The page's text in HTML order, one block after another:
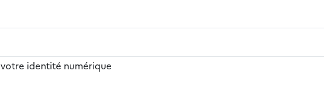
identité numérique